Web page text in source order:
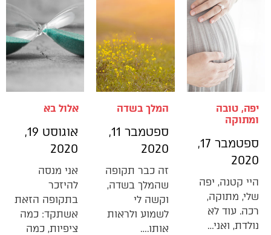
יפה, טובה
ומתוקה
ספטמבר 17,
2020
היי קטנה, יפה
שלי, מתוקה,
רכה. עוד לא
נולדת, ואני…
המלך בשדה
ספטמבר 11,
2020
זה כבר תקופה
שהמלך בשדה,
וקשה לי
לשמוע ולראות
אותו.…
אלול בא
אוגוסט 19,
2020
אני מנסה
להיזכר
בתקופה הזאת
אשתקד: כמה
ציפיות, כמה